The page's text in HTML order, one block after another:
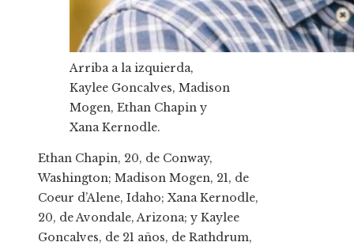
Arriba a la izquierda,
Kaylee Goncalves, Madison
Mogen, Ethan Chapin y
Xana Kernodle.
Ethan Chapin, 20, de Conway,
Washington; Madison Mogen, 21, de
Coeur d’Alene, Idaho; Xana Kernodle,
20, de Avondale, Arizona; y Kaylee
Goncalves, de 21 años, de Rathdrum,